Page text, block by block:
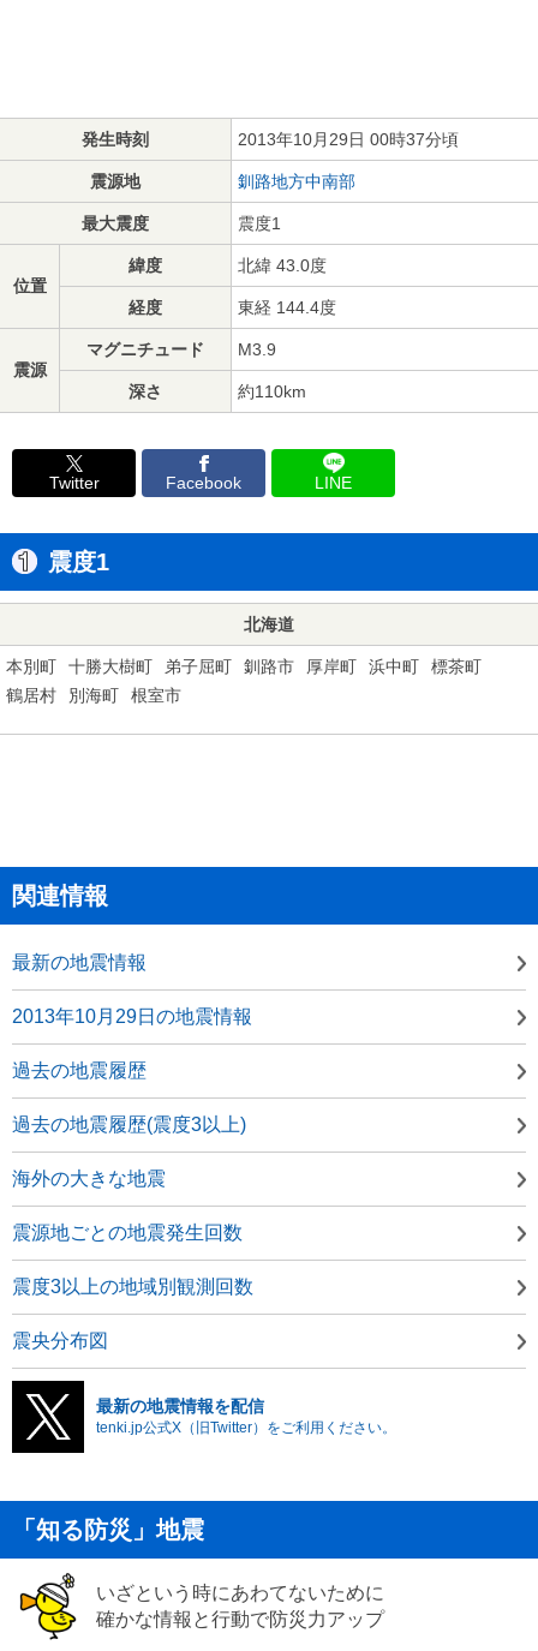
発生時刻 2013年10月29日 00時37分頃
震源地 釧路地方中南部
最大震度 震度1
位置
緯度 北緯 43.0度
経度 東経 144.4度
震源
マグニチュード M3.9
深さ 約110km
Twitter Facebook LINE
震度1
北海道
本別町 十勝大樹町 弟子屈町 釧路市 厚岸町 浜中町
標茶町
鶴居村
別海町 根室市
関連情報
最新の地震情報
2013年10月29日の地震情報
過去の地震履歴
過去の地震履歴(震度3以上)
海外の大きな地震
震源地ごとの地震発生回数
震度3以上の地域別観測回数
震央分布図
最新の地震情報を配信
tenki.jp公式X（旧Twitter）をご利用ください。
「知る防災」地震
いざという時にあわてないために
確かな情報と行動で防災力アップ